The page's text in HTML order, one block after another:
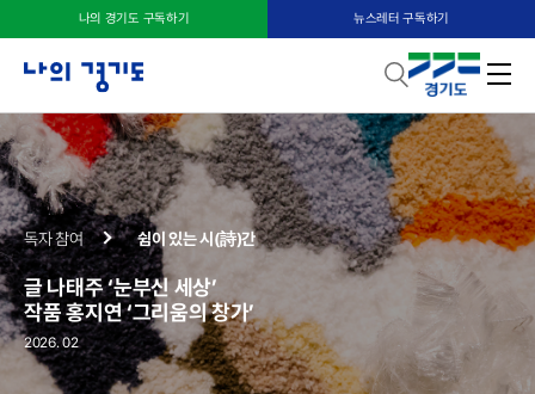
나의 경기도 구독하기 뉴스레터 구독하기
독자 참여 쉼이 있는 시(詩)간
글 나태주 ‘눈부신 세상’
작품 홍지연 ‘그리움의 창가’
2026. 02